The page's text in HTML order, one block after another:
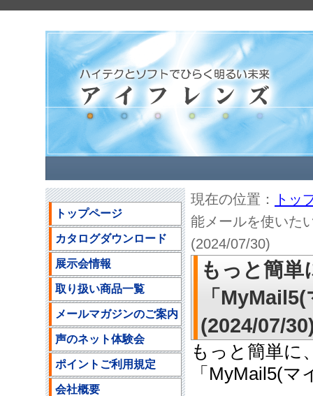
現在の位置：
トッ
能メールを使いた
(2024/07/30)
もっと簡単
「
(2024/07/
もっと簡単に
「MyMail5(
トップページ
カタログダウンロード
展示会情報
取り扱い商品一覧
メールマガジンのご案内
声のネット体験会
ポイントご利用規定
会社概要